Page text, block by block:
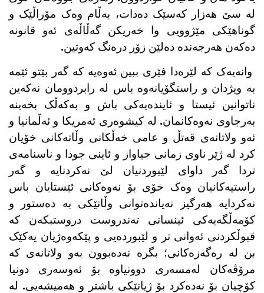
لە سێ هەزار کەسێک دەدات، بەڵام وەک مۆراڵێک و
گوناهێکی مێژوویی وا خەریکن گەڵاڵەی ئەو قانونە
دەکەن هەرجەندە دەلێن زۆر درەنگ کەوتین.
وانەیەک کە لێرەدا فێری ببین ئەوەیە کە گەر بێتو ئێمە
بە ویژدان و راستگۆیانەوە باس لە رابردوومان نەکەین
ناتوانین ئیستا و ئایندەیەکی باش و بەکەڵک بخەینە
بەرجاوی نەوەکانمان. لە کیشوەری ئەمریکا و ئەڵمانیا و
ئەو ولاتانەی قەتڵ و عامی خەڵکانی وڵاتەکانی خۆیان
کرد لە ژێر ناوی زمانی جیاواز و ئاینی جودا و ناسنامەی
تردا گەر داوای لێبوردنیان لێ نەکردنایە و گەر
راستیەکانیان وەک خۆی بۆ نەوەکانی ئێستایان باس
نەکردایە هەرگیز نەیاندەتوانی وڵاتێکی بە دەستور و
کۆمەڵگەیەکی ئینسانی تەندروست دروستبکەن کە
قبوڵکردنی ئەوانی تر و لێبوردەیی و پێکەوەژیان یەکێک
بن لە رەگەزەکانی؛ بگرە نەدەبوون بەو ولاتانەی کە
مرۆڤەکان لەمسەری دوونیاوە بۆ ئەوسەری دونیا
کۆچیان بۆ نەدەکرد بۆ ژیانێکی باشتر و هەمیشەیی. لە